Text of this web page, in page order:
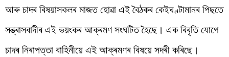
আৰু চাদৰ বিষয়াসকলৰ মাজত হোৱা এই বৈঠকৰ কেইঘণ্টামানৰ পিছতে
সন্ত্ৰাসবাদীৰ এই ভয়ংকৰ আক্ৰমণ সংঘটিত হৈছে। এক বিবৃতি যোগে
চাদৰ নিৰাপত্তা বাহিনীয়ে এই আক্ৰমণৰ বিষয়ে সদৰী কৰিছে।